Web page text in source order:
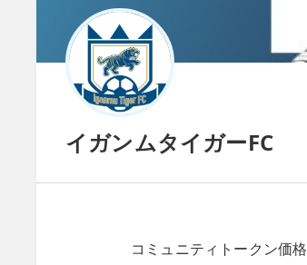
イガンムタイガーFC
コミュニティトークン価格